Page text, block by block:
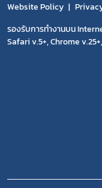
Website Policy
รองรับการทำงานบน
Safari v.5+, Chrome